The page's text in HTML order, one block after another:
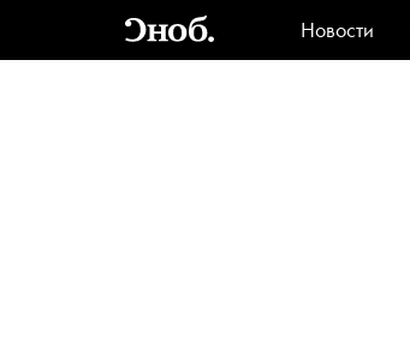
Новости